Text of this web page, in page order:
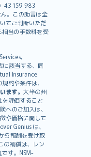
43 159 983
。この助言は全
てご判断いただ
相当の手数料を受
に該当する、同
Insurance
約や条件は、
ます。 大半の州
評価すること
のご加入は、
や価格に関して
Genius は、
ら報酬を受け取
の補償は、レン
す。NSM-